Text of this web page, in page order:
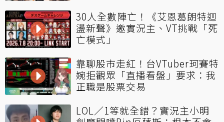
30人全數陣亡！《艾恩葛朗特迴
盪新聲》邀實況主、VT挑戰「死
亡模式」
靠聊股市走紅！台VTuber珂賽特
婉拒觀眾「直播看盤」要求：我
正職是股票交易
LOL／1等就全錯？實況主小明